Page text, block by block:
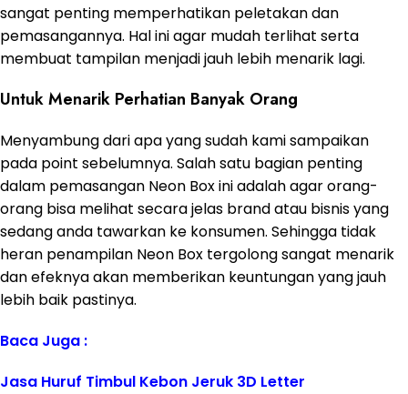
sangat penting memperhatikan peletakan dan
pemasangannya. Hal ini agar mudah terlihat serta
membuat tampilan menjadi jauh lebih menarik lagi.
Untuk Menarik Perhatian Banyak Orang
Menyambung dari apa yang sudah kami sampaikan
pada point sebelumnya. Salah satu bagian penting
dalam pemasangan Neon Box ini adalah agar orang-
orang bisa melihat secara jelas brand atau bisnis yang
sedang anda tawarkan ke konsumen. Sehingga tidak
heran penampilan Neon Box tergolong sangat menarik
dan efeknya akan memberikan keuntungan yang jauh
lebih baik pastinya.
Baca Juga :
Jasa Huruf Timbul Kebon Jeruk 3D Letter